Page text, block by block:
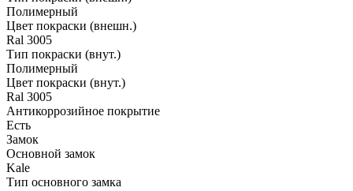
Полимерный
Цвет покраски (внешн.)
Ral 3005
Тип покраски (внут.)
Полимерный
Цвет покраски (внут.)
Ral 3005
Антикоррозийное покрытие
Есть
Замок
Основной замок
Kale
Тип основного замка